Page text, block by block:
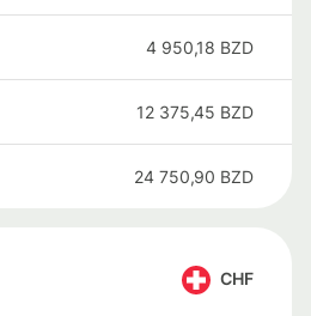
4 950,18 BZD
12 375,45 BZD
24 750,90 BZD
CHF